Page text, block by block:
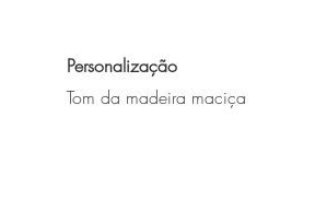
Personalização
Tom da madeira maciça